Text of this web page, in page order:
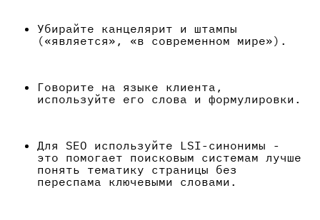
Убирайте канцелярит и штампы
(«является», «в современном мире»).
Говорите на языке клиента,
используйте его слова и формулировки.
Для SEO используйте LSI-синонимы -
это помогает поисковым системам лучше
понять тематику страницы без
переспама ключевыми словами.